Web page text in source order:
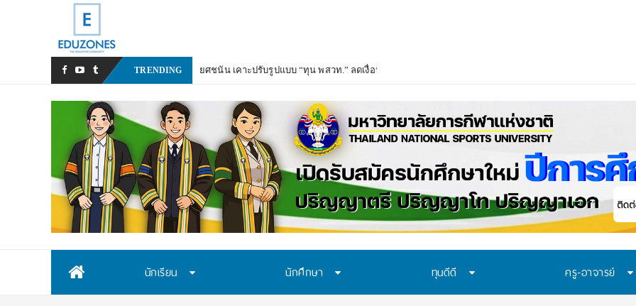
TRENDING
ยศชนัน เคาะปรับรูปแบบ “ทุน พสวท.” ลดเงื่อนไขผูกมัด ใช้ทุนเท่าเวลาเรียน ดันผลงานวิจัยลดหย่อนเวลาใช้ทุน
นักเรียน นักศึกษา ทุนดีดี ครู-อาจารย์